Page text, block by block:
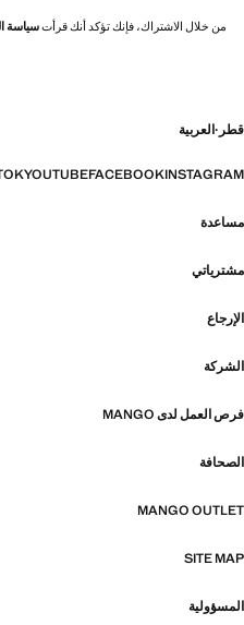
من خلال الاشتراك، فإنك تؤكد أنك قرأتسياسة
قطر ·العربية
INSTAGRAM
FACEBOOK
YOUTUBE
مساعدة
مشترياتي
الإرجاع
الشركة
فرص العمل لدى MANGO
الصحافة
MANGO OUTLET
SITE MAP
المسؤولية